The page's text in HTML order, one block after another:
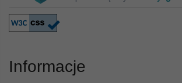
Informacje